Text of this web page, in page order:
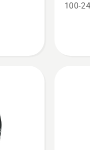
C80100-